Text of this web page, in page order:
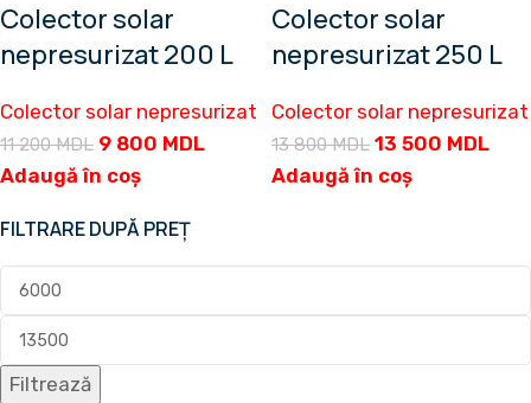
FILTRARE DUPĂ PREȚ
Filtrează
Colector solar
nepresurizat 200 L
Colector solar nepresurizat
11 200MDL 9 800 MDL
Adaugă în coș
Colector solar
nepresurizat 250 L
Colector solar nepresurizat
13 800MDL 13 500 MDL
Adaugă în coș